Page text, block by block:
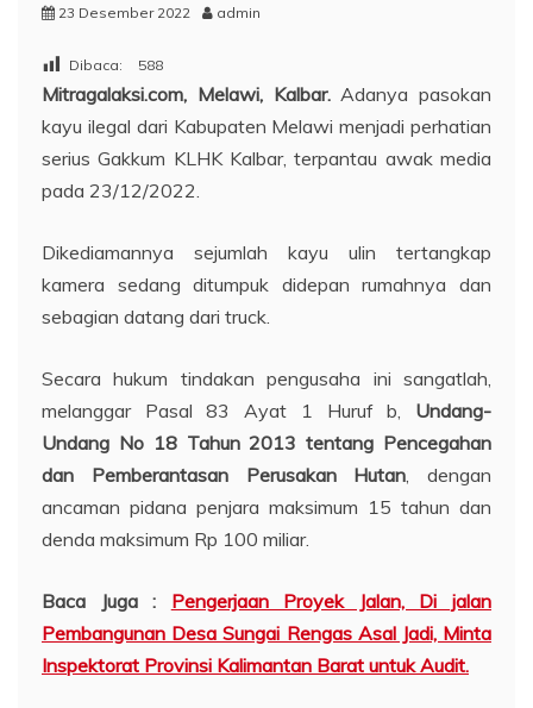
23 Desember 2022 admin
Dibaca: 588
Mitragalaksi.com, Melawi, Kalbar. Adanya pasokan
kayu ilegal dari Kabupaten Melawi menjadi perhatian
serius Gakkum KLHK Kalbar, terpantau awak media
pada 23/12/2022.
Dikediamannya sejumlah kayu ulin tertangkap
kamera sedang ditumpuk didepan rumahnya dan
sebagian datang dari truck.
Secara hukum tindakan pengusaha ini sangatlah,
melanggar Pasal 83 Ayat 1 Huruf b, Undang-
Undang No 18 Tahun 2013 tentang Pencegahan
dan Pemberantasan Perusakan Hutan , dengan
ancaman pidana penjara maksimum 15 tahun dan
denda maksimum Rp 100 miliar.
Baca Juga : Pengerjaan Proyek Jalan, Di jalan
Pembangunan Desa Sungai Rengas Asal Jadi, Minta
Inspektorat Provinsi Kalimantan Barat untuk Audit.